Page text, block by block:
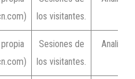
los visitantes.
Sesiones de
los visitantes.
Analítica.